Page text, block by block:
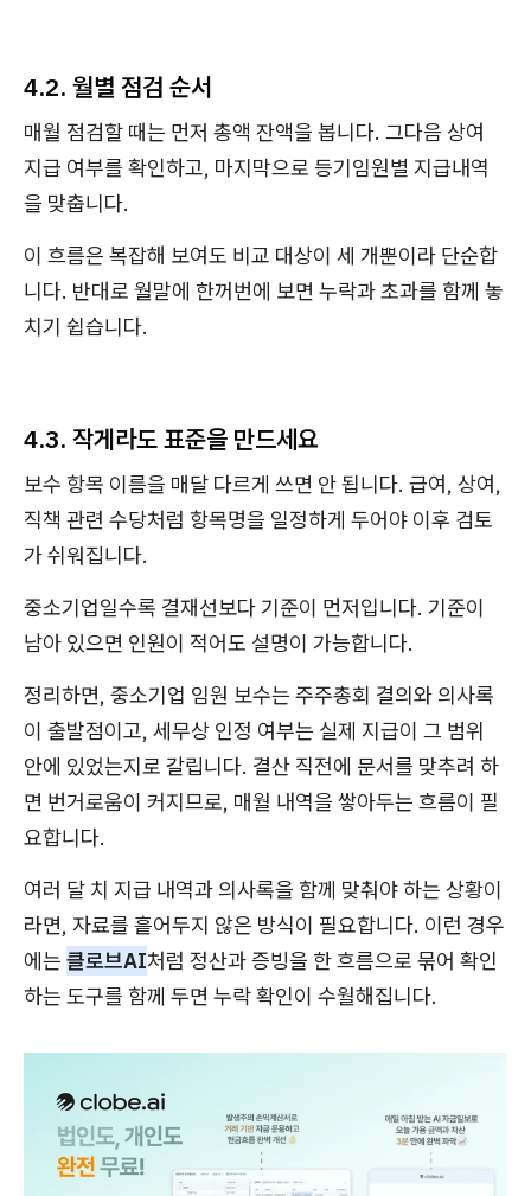
4.2. 월별 점검 순서
매월 점검할 때는 먼저 총액 잔액을 봅니다. 그다음 상여
지급 여부를 확인하고, 마지막으로 등기임원별 지급내역
을 맞춥니다.
이 흐름은 복잡해 보여도 비교 대상이 세 개뿐이라 단순합
니다. 반대로 월말에 한꺼번에 보면 누락과 초과를 함께 놓
치기 쉽습니다.
4.3. 작게라도 표준을 만드세요
보수 항목 이름을 매달 다르게 쓰면 안 됩니다. 급여, 상여,
직책 관련 수당처럼 항목명을 일정하게 두어야 이후 검토
가 쉬워집니다.
중소기업일수록 결재선보다 기준이 먼저입니다. 기준이
남아 있으면 인원이 적어도 설명이 가능합니다.
정리하면, 중소기업 임원 보수는 주주총회 결의와 의사록
이 출발점이고, 세무상 인정 여부는 실제 지급이 그 범위
안에 있었는지로 갈립니다. 결산 직전에 문서를 맞추려 하
면 번거로움이 커지므로, 매월 내역을 쌓아두는 흐름이 필
요합니다.
여러 달 치 지급 내역과 의사록을 함께 맞춰야 하는 상황이
라면, 자료를 흩어두지 않은 방식이 필요합니다. 이런 경우
에는 클로브AI처럼 정산과 증빙을 한 흐름으로 묶어 확인
하는 도구를 함께 두면 누락 확인이 수월해집니다.